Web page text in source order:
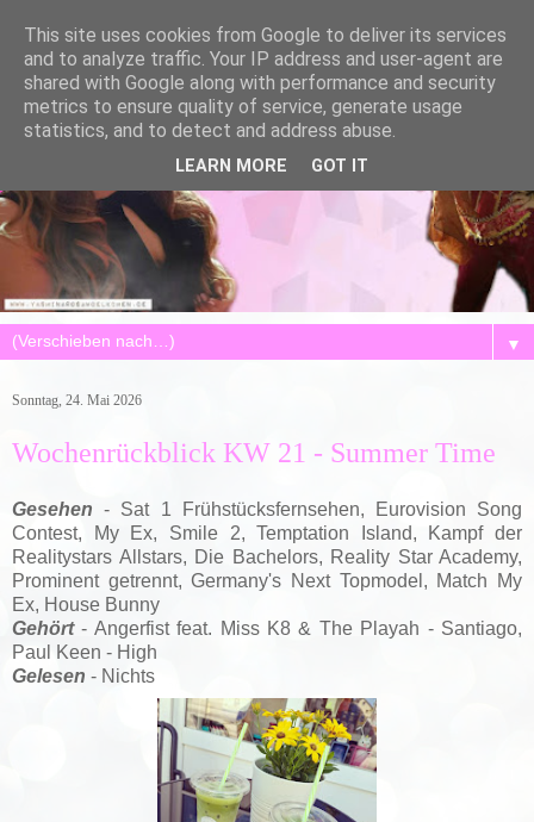
▼
Sonntag, 24. Mai 2026
Wochenrückblick KW 21 - Summer Time
Gesehen - Sat 1 Frühstücksfernsehen,
Eurovision Song
Contest, My Ex, Smile 2,Temptation Island, Kampf der
Realitystars Allstars, Die Bachelors, Reality Star Academy,
Prominent getrennt,Germany's Next Topmodel, Match My
Ex, House Bunny
Gehört- Angerfist feat. Miss K8 & The Playah - Santiago,
Paul Keen - High
Gelesen - Nichts
This site uses cookies from Google to deliver its services
and to analyze traffic. Your IP address and user-agent are
shared with Google along with performance and security
metrics to ensure quality of service, generate usage
statistics, and to detect and address abuse.
LEARN MORE GOT IT